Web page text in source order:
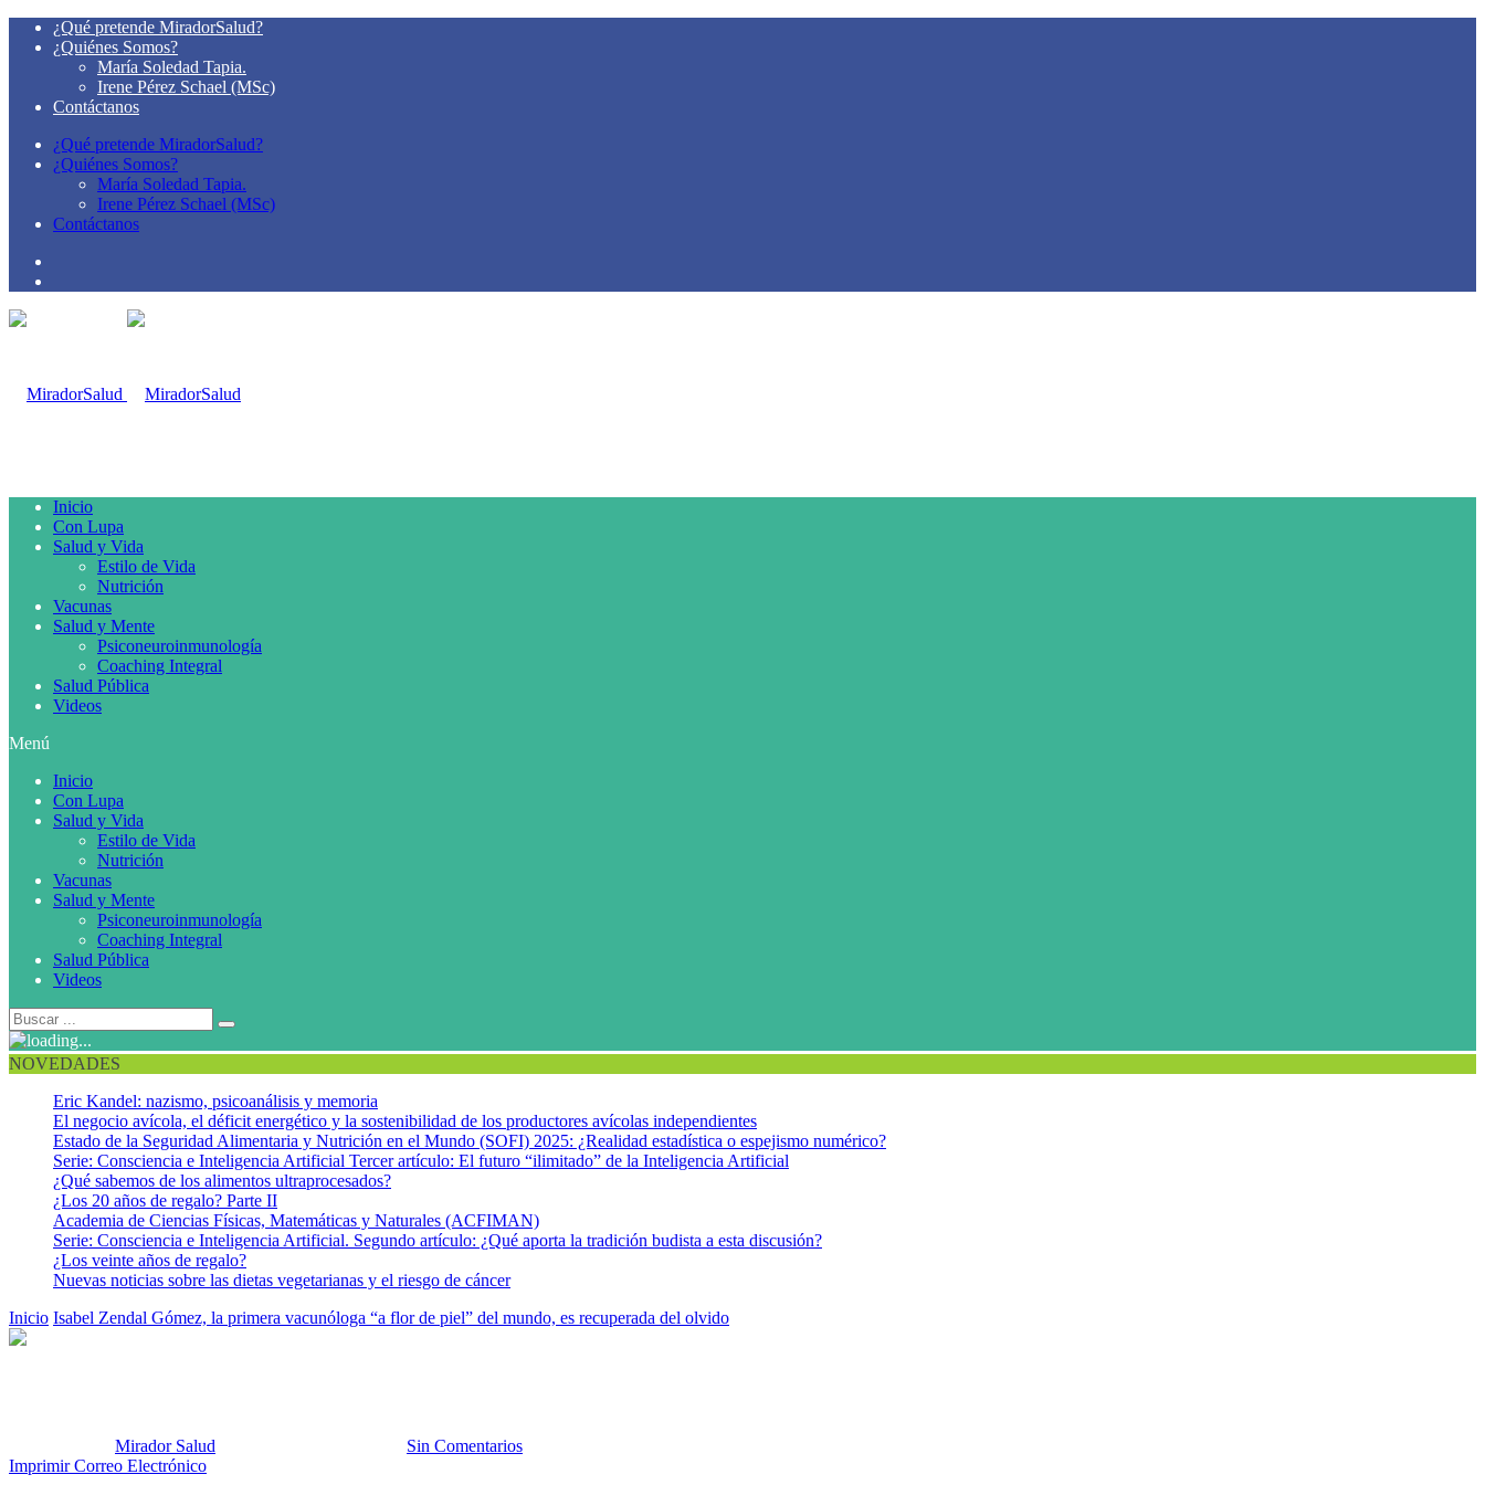
¿Qué pretende MiradorSalud?
¿Quiénes Somos?
María Soledad Tapia.
Irene Pérez Schael (MSc)
Contáctanos
¿Qué pretende MiradorSalud?
¿Quiénes Somos?
María Soledad Tapia.
Irene Pérez Schael (MSc)
Contáctanos
Inicio
Con Lupa
Salud y Vida
Estilo de Vida
Nutrición
Vacunas
Salud y Mente
Psiconeuroinmunología
Coaching Integral
Salud Pública
Videos
Menú
Inicio
Con Lupa
Salud y Vida
Estilo de Vida
Nutrición
Vacunas
Salud y Mente
Psiconeuroinmunología
Coaching Integral
Salud Pública
Videos
NOVEDADES
Eric Kandel: nazismo, psicoanálisis y memoria
El negocio avícola, el déficit energético y la sostenibilidad de los productores avícolas independientes
Estado de la Seguridad Alimentaria y Nutrición en el Mundo (SOFI) 2025: ¿Realidad estadística o espejismo numérico?
Serie: Consciencia e Inteligencia Artificial Tercer artículo: El futuro “ilimitado” de la Inteligencia Artificial
¿Qué sabemos de los alimentos ultraprocesados?
¿Los 20 años de regalo? Parte II
Academia de Ciencias Físicas, Matemáticas y Naturales (ACFIMAN)
Serie: Consciencia e Inteligencia Artificial. Segundo artículo: ¿Qué aporta la tradición budista a esta discusión?
¿Los veinte años de regalo?
Nuevas noticias sobre las dietas vegetarianas y el riesgo de cáncer
Inicio Isabel Zendal Gómez, la primera vacunóloga “a flor de piel” del mundo, es recuperada del olvido
Mirador Salud
Sin Comentarios
Imprimir Correo Electrónico